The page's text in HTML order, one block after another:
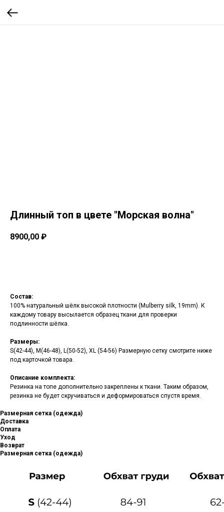
Длинный топ в цвете "Морская волна"
8900,00 ₽
Состав:
100% натуральный шёлк высокой плотности (Mulberry silk, 19mm). К
каждому товару высылается образец ткани для проверки
подлинности шёлка.
Размеры:
S(42-44), M(46-48), L(50-52), XL (54-56) Размерную сетку смотрите ниже
под карточкой товара.
Описание комплекта:
Резинка на топе дополнительно закреплены к ткани. Таким образом,
резинка не будет скручиваться и деформироваться спустя время.
Размерная сетка (одежда)
Доставка
Оплата
Уход
Возврат
Размерная сетка (одежда)